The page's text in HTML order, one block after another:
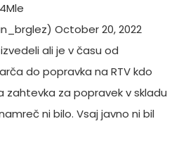
October 20, 2022
ali je v času od
do popravka na RTV kdo
zahtevka za popravek v skladu
ni bilo. Vsaj javno ni bil